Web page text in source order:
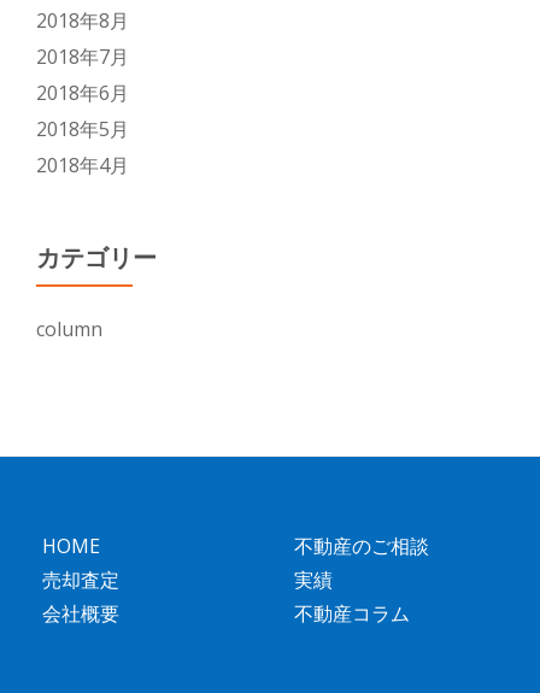
2018年8月
2018年7月
2018年6月
2018年5月
2018年4月
カテゴリー
column
HOME
不動産のご相談
売却査定
実績
会社概要
不動産コラム